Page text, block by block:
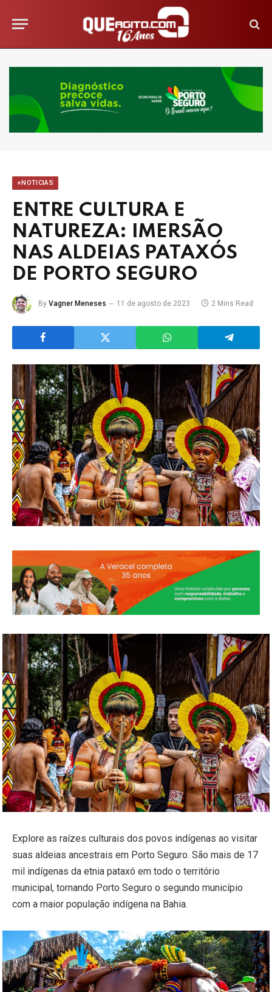
+NOTICIAS
ENTRE CULTURA E
NATUREZA: IMERSÃO
NAS ALDEIAS PATAXÓS
DE PORTO SEGURO
By Vagner Meneses 11 de agosto de 2023 2 Mins Read
Explore as raízes culturais dos povos indígenas ao visitar
suas aldeias ancestrais em Porto Seguro. São mais de 17
mil indígenas da etnia pataxó em todo o território
municipal, tornando Porto Seguro o segundo município
com a maior população indígena na Bahia.